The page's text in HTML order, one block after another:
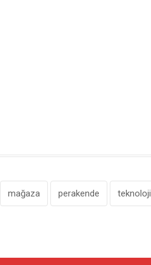
mağaza perakende teknoloji